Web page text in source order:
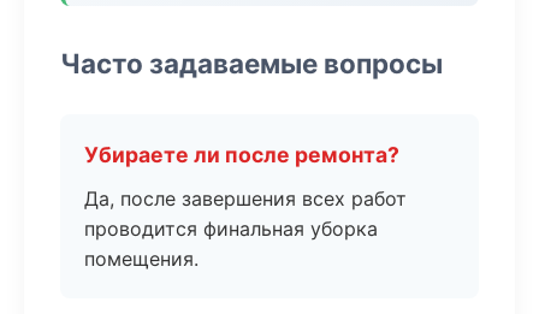
Часто задаваемые вопросы
Убираете ли после ремонта?
Да, после завершения всех работ
проводится финальная уборка
помещения.